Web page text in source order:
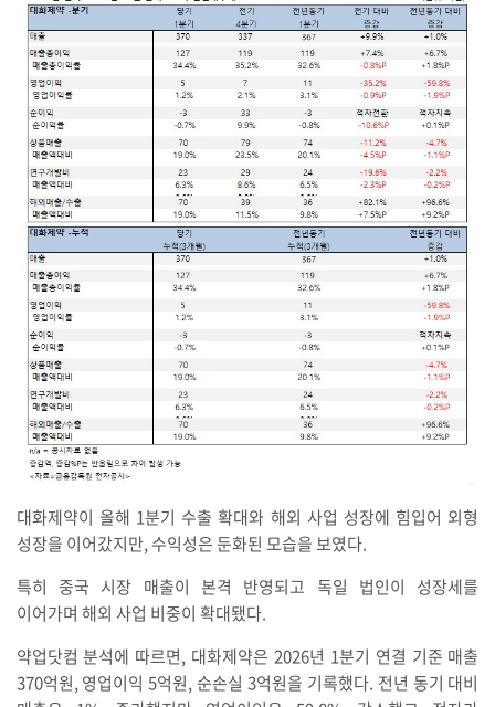
대화제약이 올해 1분기 수출 확대와 해외 사업 성장에 힘입어 외형
성장을 이어갔지만, 수익성은 둔화된 모습을 보였다.
특히 중국 시장 매출이 본격 반영되고 독일 법인이 성장세를
이어가며 해외 사업 비중이 확대됐다.
약업닷컴 분석에 따르면, 대화제약은 2026년 1분기 연결 기준 매출
370억원, 영업이익 5억원, 순손실 3억원을 기록했다. 전년 동기 대비